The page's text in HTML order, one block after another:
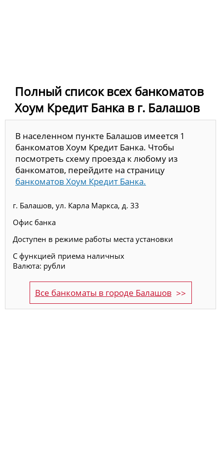
Полный список всех банкоматов
Хоум Кредит Банка в г. Балашов
В населенном пункте Балашов имеется 1
банкоматов Хоум Кредит Банка. Чтобы
посмотреть схему проезда к любому из
банкоматов, перейдите на страницу
банкоматов Хоум Кредит Банка.
г. Балашов, ул. Карла Маркса, д. 33
Офис банка
Доступен в режиме работы места установки
С функцией приема наличных
Валюта: рубли
Все банкоматы в городе Балашов